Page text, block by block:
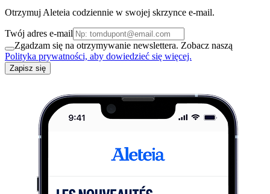
Otrzymuj Aleteia codziennie w swojej skrzynce e-mail.
Twój adres e-mail
Zgadzam się na otrzymywanie newslettera. Zobacz naszą
Polityka prywatności, aby dowiedzieć się więcej.
Zapisz się